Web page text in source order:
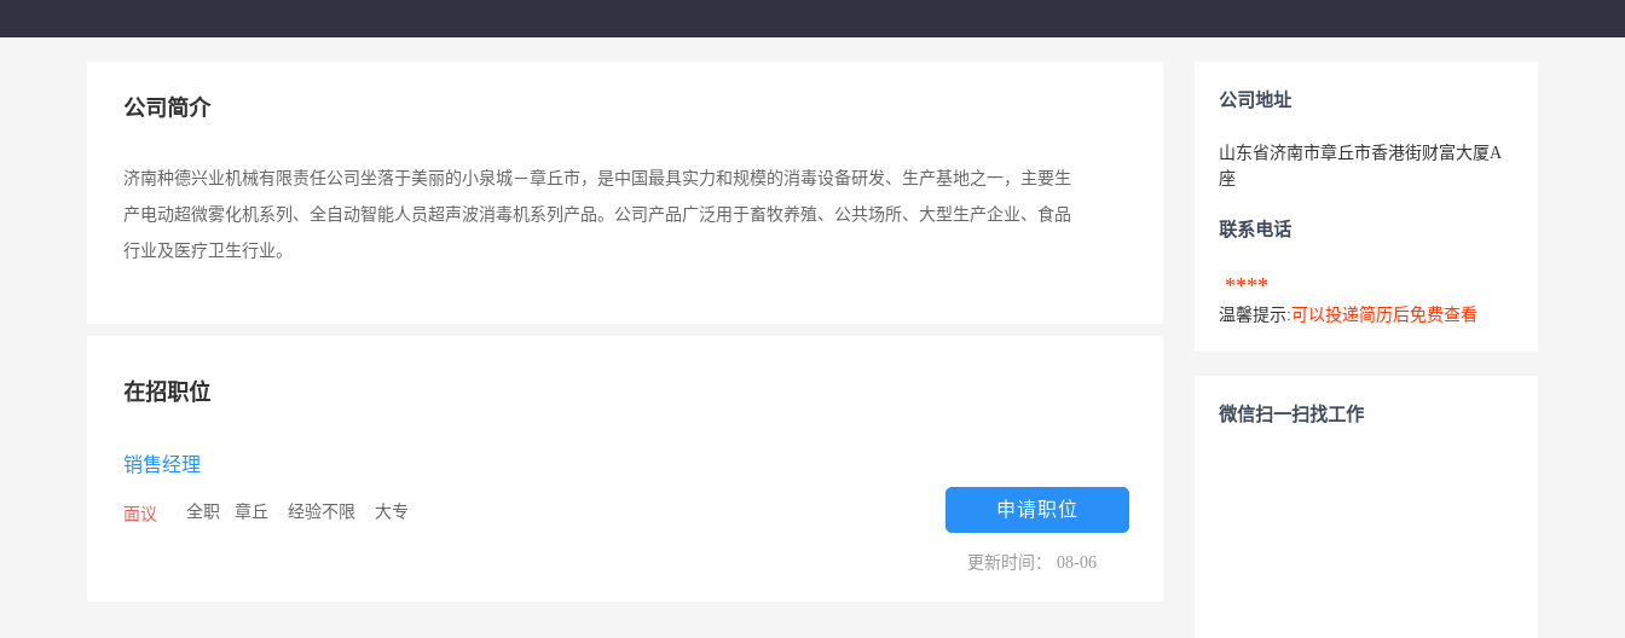
公司简介
济南种德兴业机械有限责任公司坐落于美丽的小泉城－章丘市，是中国最具实力和规模的消毒设备研发、生产基地之一，主要生
产电动超微雾化机系列、全自动智能人员超声波消毒机系列产品。公司产品广泛用于畜牧养殖、公共场所、大型生产企业、食品
行业及医疗卫生行业。
在招职位
销售经理
面议 全职 章丘 经验不限 大专 申请职位
更新时间： 08-06
公司地址
山东省济南市章丘市香港街财富大厦A
座
联系电话
****
温馨提示: 可以投递简历后免费查看
微信扫一扫找工作